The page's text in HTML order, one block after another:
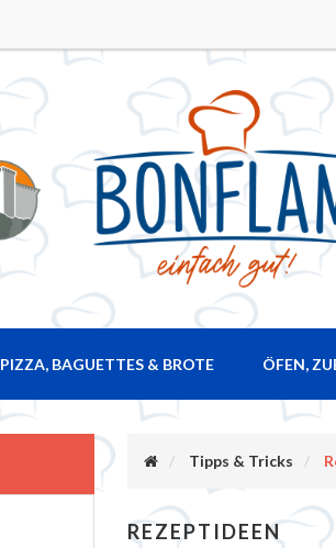
PIZZA, BAGUETTES & BROTE ÖFEN,
Tipps & Tricks
REZEPTIDEEN